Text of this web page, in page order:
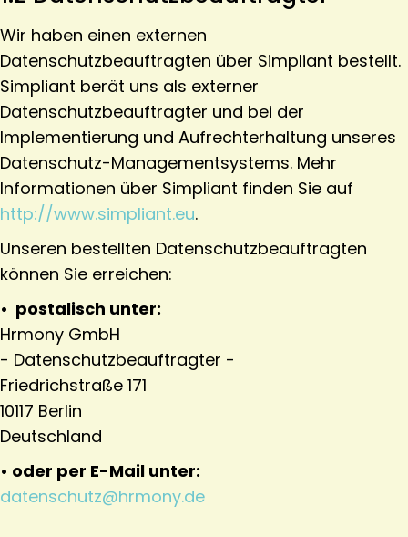
Wir haben einen externen
Datenschutzbeauftragten über Simpliant bestellt.
Simpliant berät uns als externer
Datenschutzbeauftragter und bei der
Implementierung und Aufrechterhaltung unseres
Datenschutz-Managementsystems. Mehr
Informationen über Simpliant finden Sie auf
http://www.simpliant.eu.
Unseren bestellten Datenschutzbeauftragten
können Sie erreichen:
• postalisch unter:
Hrmony GmbH
- Datenschutzbeauftragter -
Friedrichstraße 171
10117 Berlin
Deutschland
• oder per E-Mail unter:
datenschutz@hrmony.de